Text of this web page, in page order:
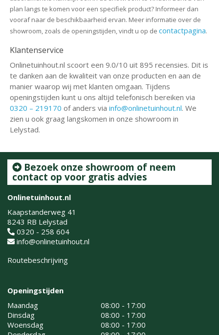
plan langs te komen voor een specifiek product? Informeer dan
vooraf naar de beschikbaarheid ervan. Meer informatie over de
showroom, zoals de openingstijden, vindt u op de contactpagina.
Klantenservice
Onlinetuinhout.nl scoort een 9.0/10 uit 895 recensies. Dit is
te danken aan de kwaliteit van onze producten en aan de
manier waarop wij met klanten omgaan. Tijdens
openingstijden kunt u ons altijd telefonisch bereiken via
0320 – 219170 of anders via info@onlinetuinhout.nl. We
zien u ook graag langskomen in onze showroom in
Lelystad.
Bezoek onze showroom of neem
contact op voor gratis advies
Onlinetuinhout.nl
Kaapstanderweg 41
8243 RB Lelystad
0320 - 258 604
info@onlinetuinhout.nl
Routebeschrijving
Openingstijden
Maandag
08:00 - 17:00
Dinsdag
08:00 - 17:00
Woensdag
08:00 - 17:00